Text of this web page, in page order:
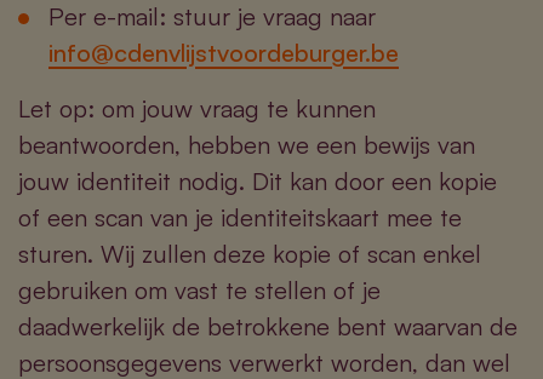
Per e-mail: stuur je vraag naar
info@cdenvlijstvoordeburger.be
Let op: om jouw vraag te kunnen
beantwoorden, hebben we een bewijs van
jouw identiteit nodig. Dit kan door een kopie
of een scan van je identiteitskaart mee te
sturen. Wij zullen deze kopie of scan enkel
gebruiken om vast te stellen of je
daadwerkelijk de betrokkene bent waarvan de
persoonsgegevens verwerkt worden, dan wel